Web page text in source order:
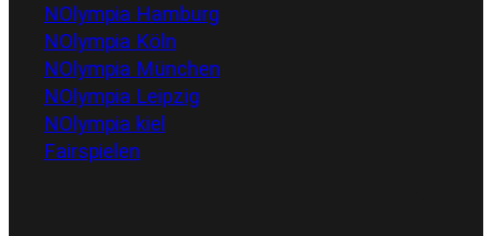
NOlympia Hamburg
NOlympia Köln
NOlympia München
NOlympia Leipzig
NOlympia kiel
Fairspielen